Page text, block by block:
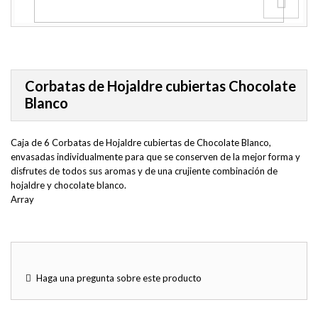
Corbatas de Hojaldre cubiertas Chocolate
Blanco
Caja de 6 Corbatas de Hojaldre cubiertas de Chocolate Blanco,
envasadas individualmente para que se conserven de la mejor forma y
disfrutes de todos sus aromas y de una crujiente combinación de
hojaldre y chocolate blanco.
Array
Haga una pregunta sobre este producto